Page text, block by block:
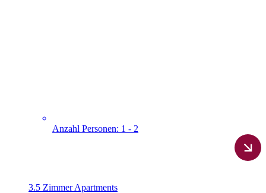
Anzahl Personen: 1 - 2
3.5 Zimmer Apartments​